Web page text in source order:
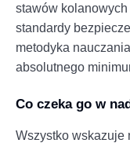
stawów
standardy
metodyka
absolutnego
Co czeka go w
Wszystko wskazuje